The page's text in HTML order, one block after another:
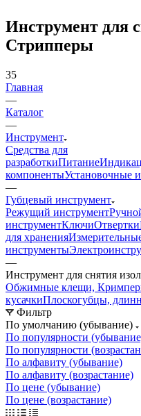
Инструмент для
Стрипперы
35
Главная
—
Каталог
—
Инструмент
Средства для
разработкиПитание
компонентыУстановочные
—
Губцевый инструмент
Режущий инструмент
инструментКлючиОтвертки
для хранения
инструменты
—
Инструмент для снятия
Обжимные клещи,
кусачкиПлоскогубцы,
Фильтр
По умолчанию (убывание)
По популярности
По популярности
По алфавиту (убывание)
По алфавиту (возрастание)
По цене (убывание)
По цене (возрастание)